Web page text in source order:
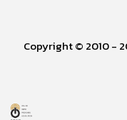
Copyright © 2010 -